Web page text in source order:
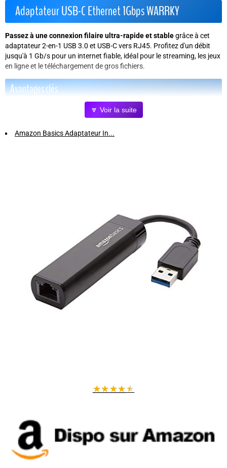
Adaptateur USB-C Ethernet 1Gbps WARRKY
Passez à une connexion filaire ultra-rapide et stablegrâce à cet
adaptateur 2-en-1 USB 3.0 et USB-C vers RJ45. Profitez d'un débit
jusqu'à 1 Gb/s pour un internet fiable, idéal pour le streaming, les jeux
en ligne et le téléchargement de gros fichiers.
Avantages clés
: fonctionne avec MacBook Pro, iPad Pro,
Deck et Mi Box.
: design argenté sophistiqué, facile à
transporter et à intégrer à votre station de travail.
Pourquoi choisir cet adaptateur ?
Fini les ralentissements dus au WiFi instable.
Cet adaptateur Ethernet
USB vous garantit une connexion filaire ultra performante pour une
expérience internet sans interruption. Que ce soit pour le télétravail,
les jeux en ligne ou le streaming HD, vous bénéficiez d'une stabilité et
🔽 Voir la suite
Amazon Basics Adaptateur In...
★★★★★